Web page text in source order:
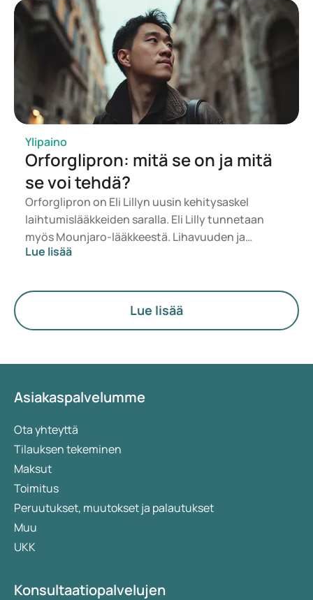
https://www.healthline.com/nutrition/benefits-of-honey
ovatko lääkkeet turvallisia, sopivia ja
kohtuuhintaisia.
Ylipaino
Orforglipron: mitä se on ja mitä
se voi tehdä?
Orforglipron on Eli Lillyn uusin kehitysaskel
laihtumislääkkeiden saralla. Eli Lilly tunnetaan
myös Mounjaro-lääkkeestä. Lihavuuden ja
ylipainon hoitoon on viime vuosina tehty valtavia
agonistit, ovat osoittaneet auttavansa
painonpudotuksessa. Samalla uusia
hoitomuotoja tutkitaan jatkuvasti. Orforglipron
muihin hoitomuotoihin? Tässä artikkelissa
tähän mennessä saatuja tutkimustuloksia.
Lue lisää
Lue lisää
Asiakaspalvelumme
Ota yhteyttä
Tilauksen tekeminen
Maksut
Toimitus
Peruutukset, muutokset ja palautukset
Muu
UKK
Konsultaatiopalvelujen